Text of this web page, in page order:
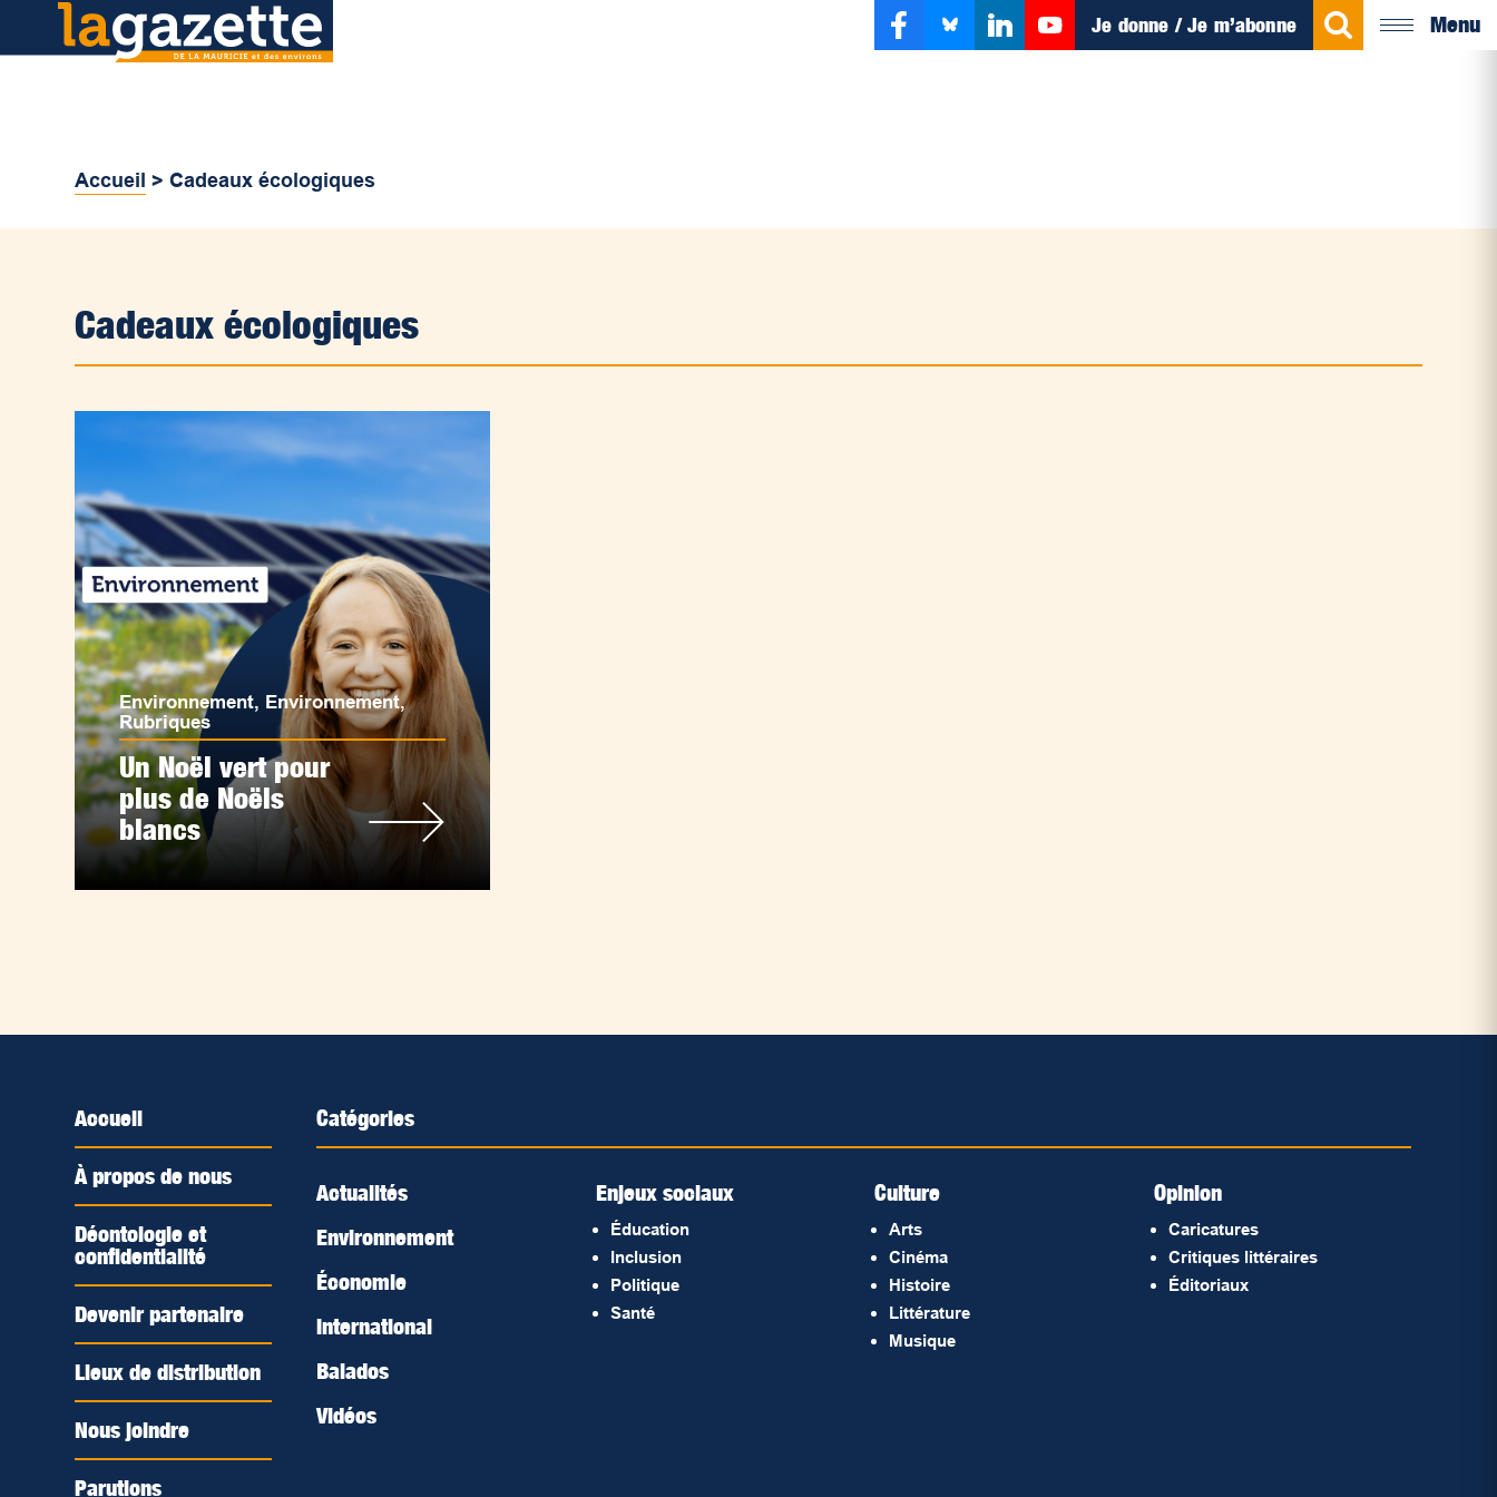
Je donne / Je m’abonne Menu
Accueil >Cadeaux écologiques
Cadeaux écologiques
Environnement, Environnement,
Rubriques
Un Noël vert pour
plus de Noëls
blancs
Accueil
À propos de nous
Déontologie et
confidentialité
Devenir partenaire
Lieux de distribution
Nous joindre
Parutions
Catégories
Actualités
Environnement
Économie
International
Balados
Vidéos
Enjeux sociaux
Éducation
Inclusion
Politique
Santé
Culture
Arts
Cinéma
Histoire
Littérature
Musique
Opinion
Caricatures
Critiques littéraires
Éditoriaux